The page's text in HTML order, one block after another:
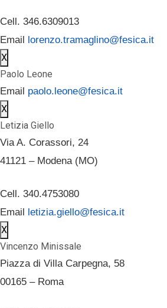
Cell. 346.6309013
Email lorenzo.tramaglino@fesica.it
X
Paolo Leone
Email paolo.leone@fesica.it
X
Letizia Giello
Via A. Corassori, 24
41121 – Modena (MO)
Cell. 340.4753080
Email letizia.giello@fesica.it
X
Vincenzo Minissale
Piazza di Villa Carpegna, 58
00165 – Roma